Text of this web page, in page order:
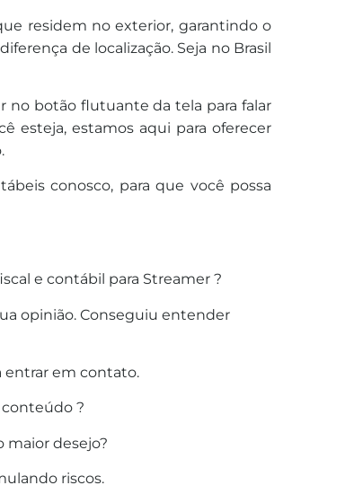
residem no exterior, garantindo o
de localização. Seja no Brasil
no botão flutuante da tela para falar
esteja, estamos aqui para oferecer
conosco, para que você possa
e contábil para Streamer ?
opinião. Conseguiu entender
entrar em contato.
?
maior desejo?
riscos.